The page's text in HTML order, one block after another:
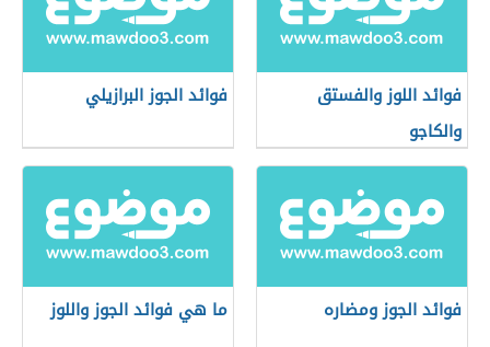
فوائد اللوز والفستق
والكاجو
فوائد الجوز البرازيلي
فوائد الجوز ومضاره ما هي فوائد الجوز واللوز